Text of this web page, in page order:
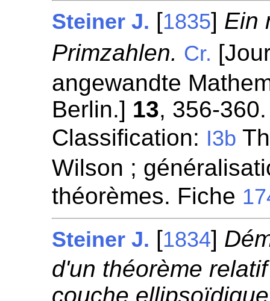
Steiner J. [1835] Ein
Primzahlen. Cr.
angewandte
Berlin.] 13, 356-360.
Classification: I3b
Wilson ;
théorèmes. Fiche
Steiner J. [1834]
d'un théorème
couche